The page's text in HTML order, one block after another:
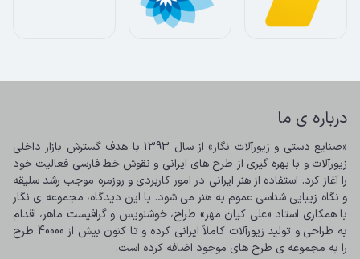
درباره ی ما
را به مجموعه ی طرح های موجود اضافه کرده است.